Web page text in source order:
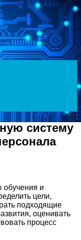
систему
обучения и
цели,
подходящие
оценивать
процесс